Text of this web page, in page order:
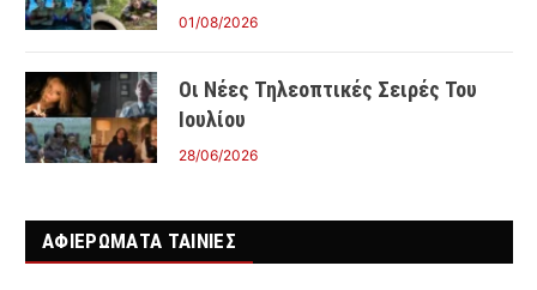
01/08/2026
Οι Νέες Τηλεοπτικές Σειρές Του
Ιουλίου
28/06/2026
ΑΦΙΕΡΩΜΑΤΑ ΤΑΙΝΊΕΣ